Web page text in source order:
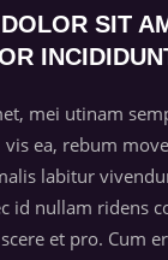
SIT
mei utinam
ea, rebum
labitur
id nullam ridens
et pro. Cum